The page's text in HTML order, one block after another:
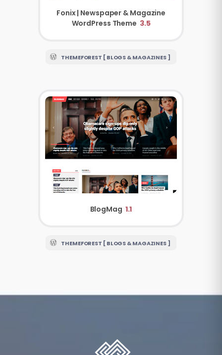
Fonix | Newspaper & Magazine
WordPress Theme 3.5
THEMEFOREST [ BLOGS & MAGAZINES ]
BlogMag 1.1
THEMEFOREST [ BLOGS & MAGAZINES ]